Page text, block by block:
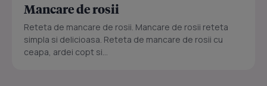
Mancare de rosii
Reteta de mancare de rosii. Mancare de rosii reteta
simpla si delicioasa. Reteta de mancare de rosii cu
ceapa, ardei copt si...